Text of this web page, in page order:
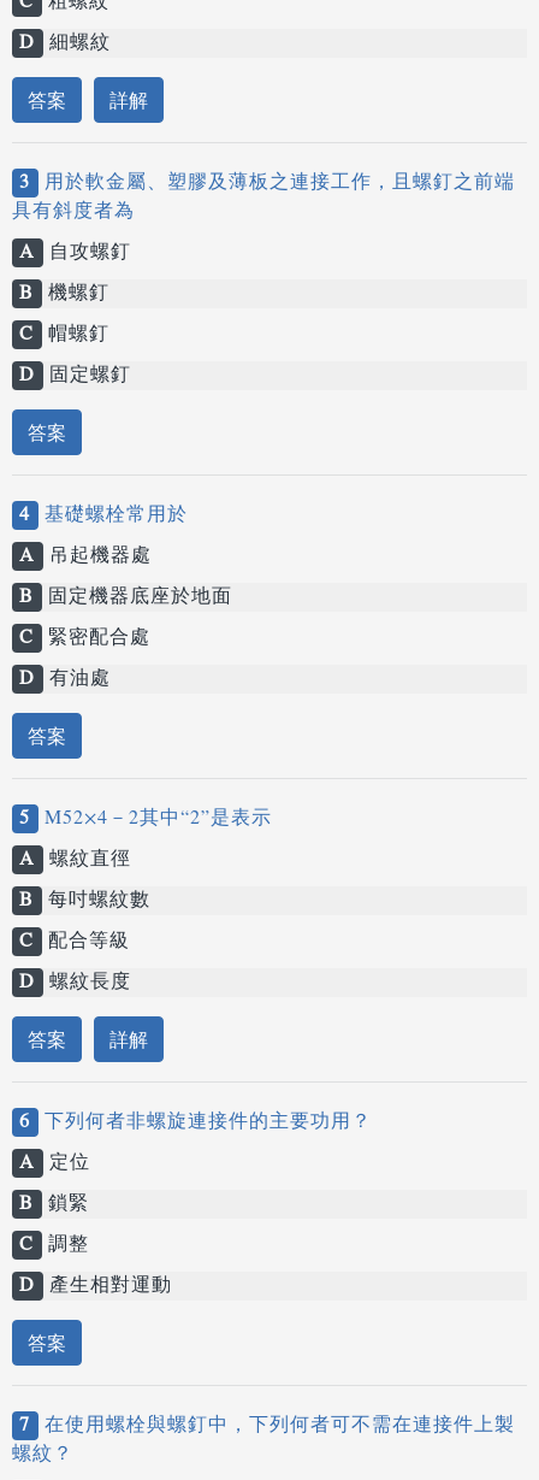
D 細螺紋
答案 詳解
3 用於軟金屬、塑膠及薄板之連接工作，且螺釘之前端
具有斜度者為
A
自攻螺釘
B 機螺釘
C 帽螺釘
D 固定螺釘
答案
4 基礎螺栓常用於
A
吊起機器處
B
固定機器底座於地面
C 緊密配合處
D 有油處
答案
5 M52×4－2其中“2”是表示
A 螺紋直徑
B 每吋螺紋數
C 配合等級
D 螺紋長度
答案 詳解
6 下列何者非螺旋連接件的主要功用？
A 定位
B 鎖緊
C 調整
D 產生相對運動
答案
7 在使用螺栓與螺釘中，下列何者可不需在連接件上製
螺紋？